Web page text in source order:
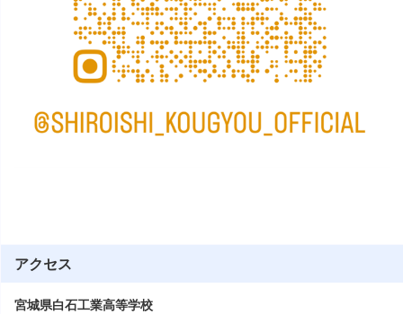
アクセス
宮城県白石工業高等学校